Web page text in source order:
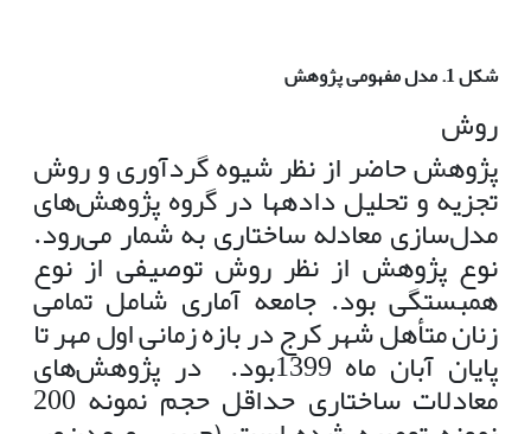
شکل 1. مدل مفهومی پژوهش
روش
پژوهش حاضر از نظر شیوه گردآوری و روش
تجزیه ‌و تحلیل داده­ها در گروه پژوهش‌های
مدل‌سازی معادله ساختاری به شمار می‌رود.
نوع پژوهش از نظر روش توصیفی از نوع
همبستگی بود. جامعه آماری شامل تمامی
زنان متأهل شهر کرج در بازه زمانی اول مهر تا
پایان آبان ماه 1399بود. در پژوهش‌های
معادلات ساختاری حداقل حجم نمونه 200